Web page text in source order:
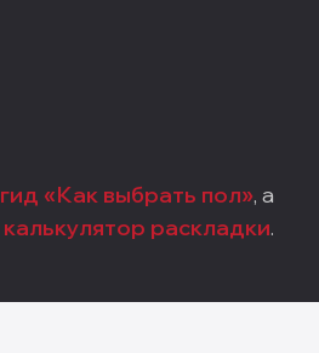
гид «Как выбрать пол», а
калькулятор раскладки.